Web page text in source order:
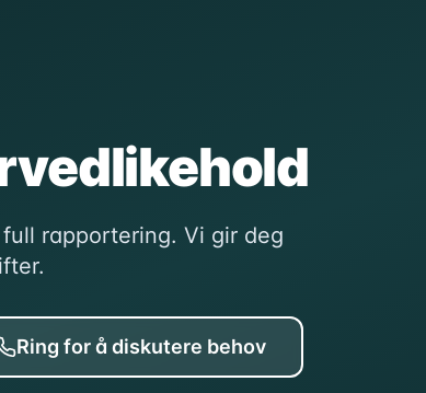
rapportering. Vi gir deg
Ring for å diskutere behov